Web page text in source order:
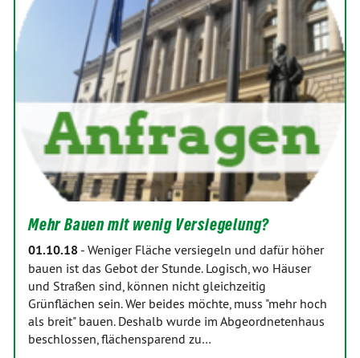
Mehr Bauen mit wenig Versiegelung?
01.10.18 - Weniger Fläche versiegeln und dafür höher
bauen ist das Gebot der Stunde. Logisch, wo Häuser
und Straßen sind, können nicht gleichzeitig
Grünflächen sein. Wer beides möchte, muss "mehr hoch
als breit" bauen. Deshalb wurde im Abgeordnetenhaus
beschlossen, flächensparend zu…